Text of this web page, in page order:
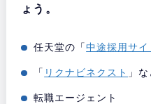
ょう。
任天堂の「中途採用サイ
「 リクナビネクスト 」
転職エージェント